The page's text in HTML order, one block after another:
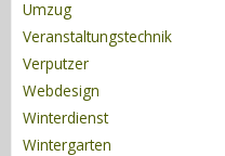
Umzug
Veranstaltungstechnik
Verputzer
Webdesign
Winterdienst
Wintergarten